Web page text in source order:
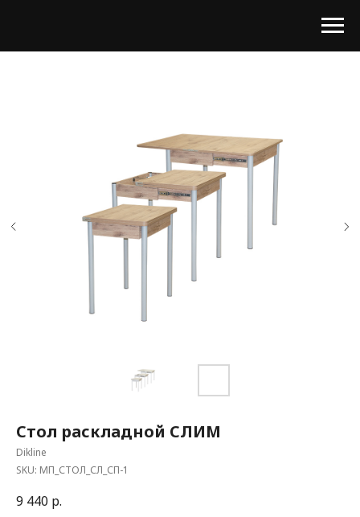
Стол раскладной СЛИМ
Dikline
SKU: МП_СТОЛ_СЛ_СП-1
9 440 р.